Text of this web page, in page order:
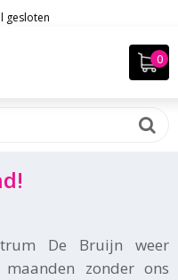
gesloten
De Bruijn weer
zonder ons